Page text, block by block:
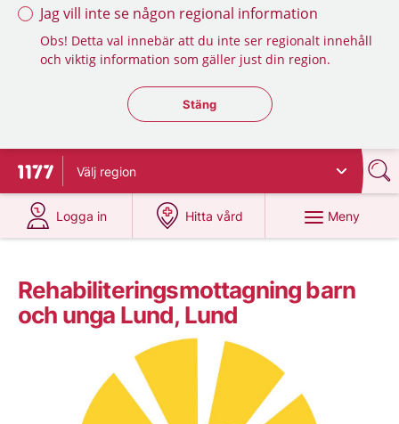
Jag vill inte se någon regional information
Obs! Detta val innebär att du inte ser regionalt innehåll
och viktig information som gäller just din region.
Stäng regionsväljaren
Stäng
Till startsidan för 1177
Välj region
Logga in
på 1177.se
Hitta vård
på 1177.se
Meny
Rehabiliteringsmottagning barn
och unga Lund, Lund